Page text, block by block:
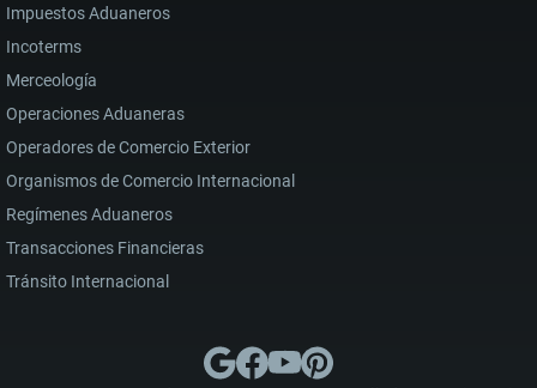
Impuestos Aduaneros
Incoterms
Merceología
Operaciones Aduaneras
Operadores de Comercio Exterior
Organismos de Comercio Internacional
Regímenes Aduaneros
Transacciones Financieras
Tránsito Internacional